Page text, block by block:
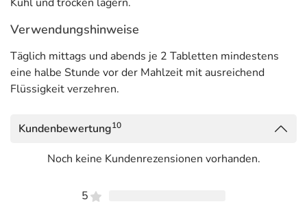
Verwendungshinweise
Täglich mittags und abends je 2 Tabletten mindestens
eine halbe Stunde vor der Mahlzeit mit ausreichend
Flüssigkeit verzehren.
Kundenbewertung10
Noch keine Kundenrezensionen vorhanden.
5